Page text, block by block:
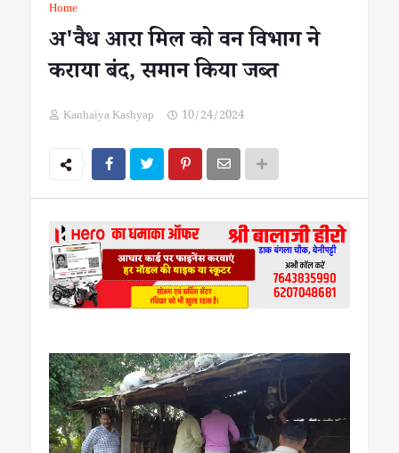
Home
अ'वैध आरा मिल को वन विभाग ने
कराया बंद, समान किया जब्त
Kanhaiya Kashyap 10/24/2024